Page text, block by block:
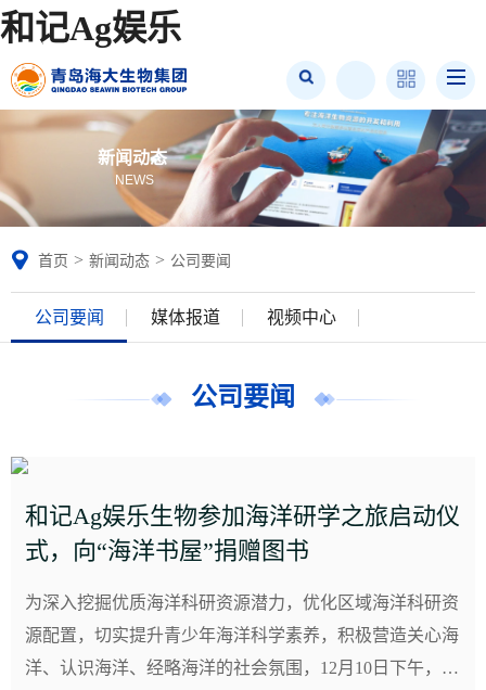
和记Ag娱乐
新闻动态
NEWS
首页 > 新闻动态 > 公司要闻
公司要闻 媒体报道 视频中心
公司要闻
和记Ag娱乐生物参加海洋研学之旅启动仪
式，向“海洋书屋”捐赠图书
为深入挖掘优质海洋科研资源潜力，优化区域海洋科研资
源配置，切实提升青少年海洋科学素养，积极营造关心海
洋、认识海洋、经略海洋的社会氛围，12月10日下午，由